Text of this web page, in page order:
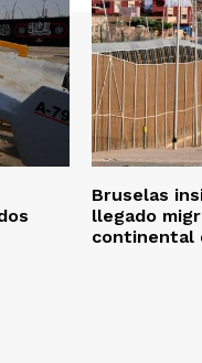
Bruselas
llegado
continental